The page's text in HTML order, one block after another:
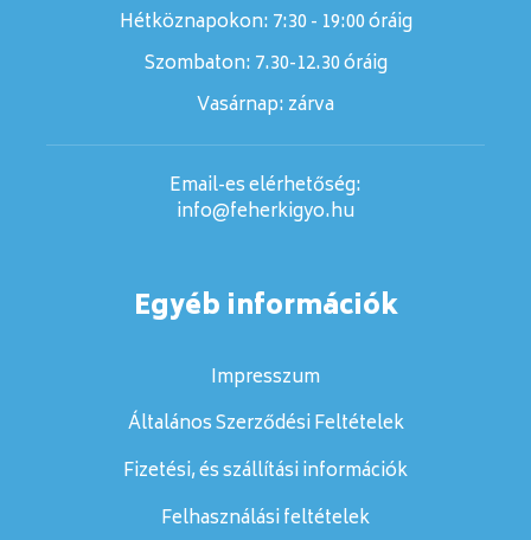
Hétköznapokon: 7:30 - 19:00 óráig
Szombaton:7.30-12.30 óráig
Vasárnap:zárva
Email-es elérhetőség:
info@feherkigyo.hu
Egyéb információk
Impresszum
Általános Szerződési Feltételek
Fizetési, és szállítási információk
Felhasználási feltételek